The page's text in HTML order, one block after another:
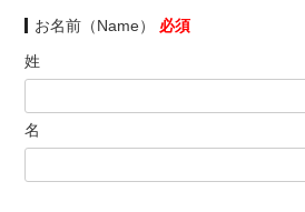
お名前（Name） 必須
姓
名